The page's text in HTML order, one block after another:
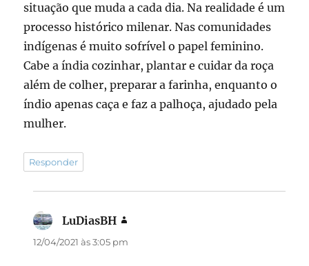
situação que muda a cada dia. Na realidade é um
processo histórico milenar. Nas comunidades
indígenas é muito sofrível o papel feminino.
Cabe a índia cozinhar, plantar e cuidar da roça
além de colher, preparar a farinha, enquanto o
índio apenas caça e faz a palhoça, ajudado pela
mulher.
Responder
LuDiasBH
12/04/2021 às 3:05 pm